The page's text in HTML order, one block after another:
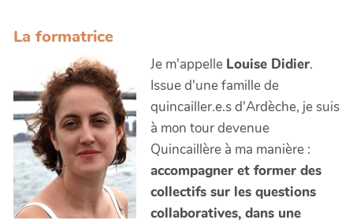
La formatrice
Je m'appelle Louise Didier.
Issue d'une famille de
quincailler.e.s d'Ardèche, je suis
à mon tour devenue
Quincaillère à ma manière :
accompagner et former des
collectifs sur les questions
collaboratives, dans une